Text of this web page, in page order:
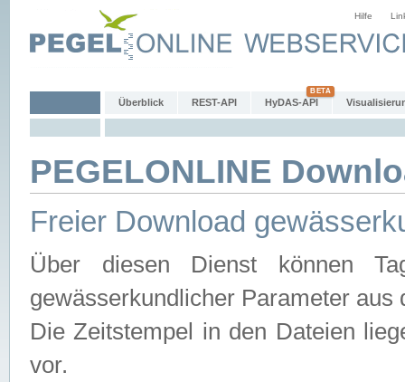
Hilfe
Überblick REST-API HyDAS-API
PEGELONLINE
Freier Download
Über diesen Dienst können
gewässerkundlicher Parameter aus
Die Zeitstempel in den Dateien
vor.